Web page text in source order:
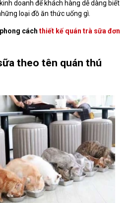
doanh để khách hàng dễ dàng biết
loại đồ ăn thức uống gì.
cách thiết kế quán trà sữa đơn
theo tên quán thú